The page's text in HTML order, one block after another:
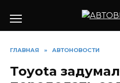
содержанию
ГЛАВНАЯ » АВТОНОВОСТИ
Toyota